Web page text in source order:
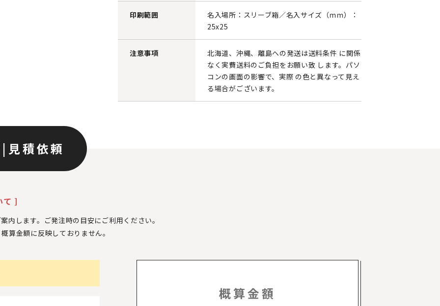
印刷範囲
名入場所：スリーブ箱／名入サイズ（ｍｍ）：
25x25
注意事項
北海道、沖縄、離島への発送は送料条件 に関係
なく実費送料のご負担をお願い致 します。パソ
コンの画面の影響で、実際 の色と異なって見え
る場合がございます。
| 見積依頼
て ]
内します。ご発注時の目安にご利用ください。
概算金額に反映しておりません。
概算金額